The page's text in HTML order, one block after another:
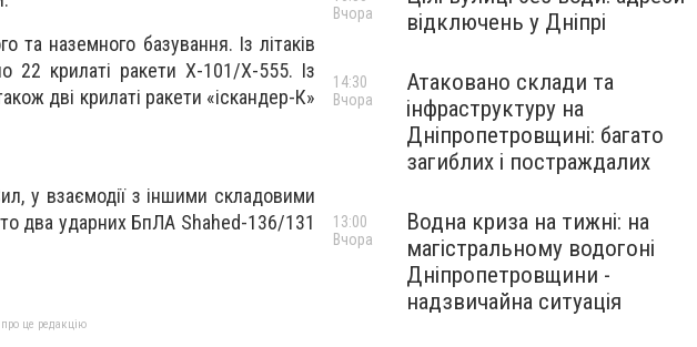
та наземного базування. Із літаків
22 крилаті ракети Х-101/Х-555. Із
дві крилаті ракети «іскандер-К»
у взаємодії з іншими складовими
два ударних БпЛА Shahed-136/131
це редакцію
відключень у Дніпрі
Вчора
Атаковано склади та
інфраструктуру на
Дніпропетровщині: багато
загиблих і постраждалих
14:30
Вчора
Водна криза на тижні: на
магістральному водогоні
Дніпропетровщини -
надзвичайна ситуація
13:00
Вчора